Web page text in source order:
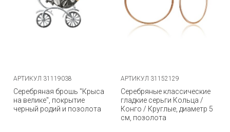
АРТИКУЛ 31119038
Серебряная брошь "Крыса
на велике", покрытие
черный родий и позолота
АРТИКУЛ 31152129
Серебряные классические
гладкие серьги Кольца /
Конго / Круглые, диаметр 5
см, позолота